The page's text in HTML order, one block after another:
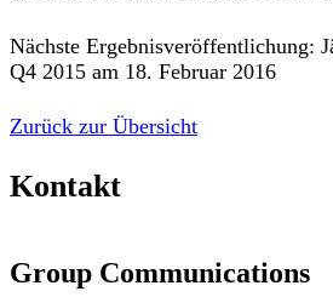
Nächste Ergebnisveröffentlichung:
Q4 2015 am 18. Februar 2016
Zurück zur Übersicht
Kontakt
Group Communications